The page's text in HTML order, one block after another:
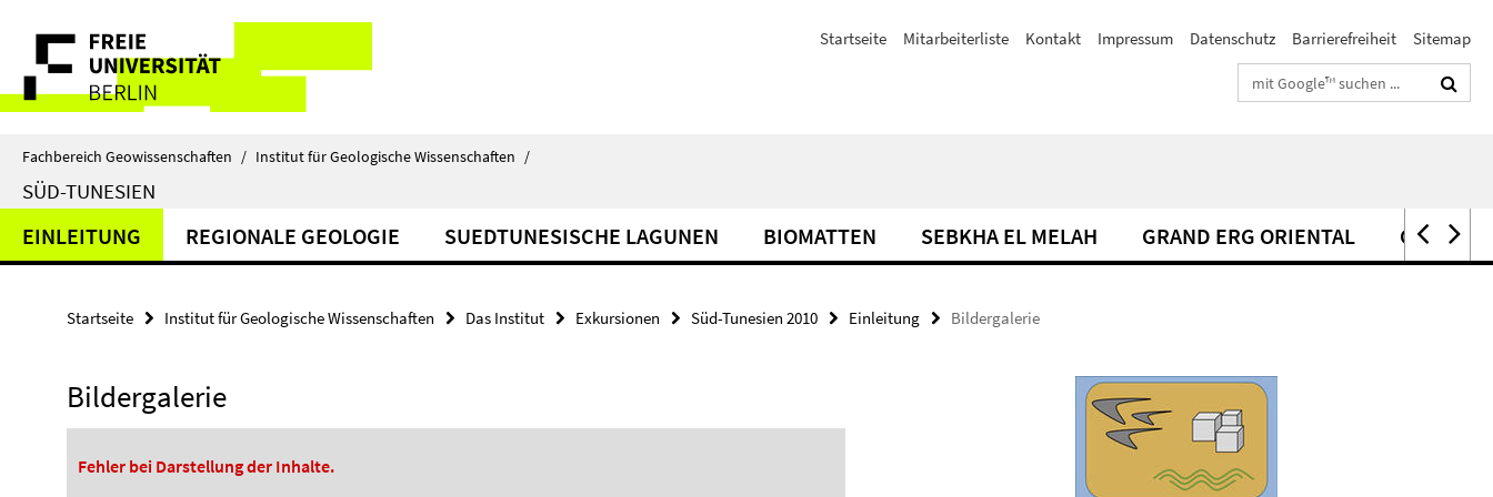
direkt
Inhalt
Service-
Navigation
Startseite Mitarbeiterliste Kontakt Impressum Datenschutz Barrierefreiheit
Sitemap
Suchbegriffe
Fachbereich Geowissenschaften / Institut für Geologische Wissenschaften /
SÜD-TUNESIEN
EINLEITUNG REGIONALE GEOLOGIE SUEDTUNESISCHE LAGUNEN BIOMATTEN SEBKHA EL MELAH GRAND ERG ORIENTAL
Startseite Institut für Geologische Wissenschaften Das Institut Exkursionen Süd-Tunesien 2010 Einleitung Bildergalerie
Bildergalerie
Fehler bei Darstellung der Inhalte.